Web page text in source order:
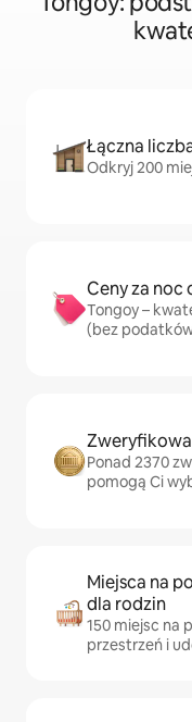
Łączna
Odkryj 200
Ceny za noc
Tongoy –
(bez
Ponad 2370
pomogą Ci
Miejsca na
dla rodzin
150 miejsc na
przestrzeń i